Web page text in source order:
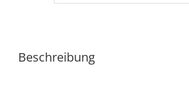
Beschreibung